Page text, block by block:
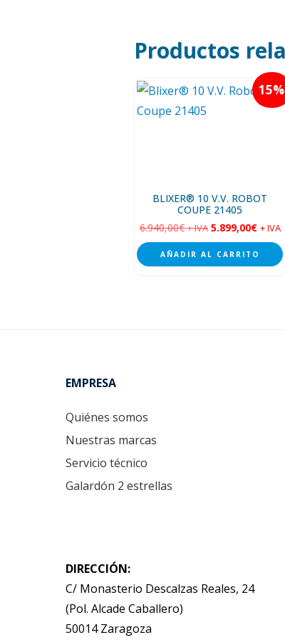
Productos
15
BLIXER® 10 V.V. ROBOT
COUPE 21405
6.940,00€ + IVA 5.899,00€ + IVA
AÑADIR AL CARRITO
EMPRESA
Quiénes somos
Nuestras marcas
Servicio técnico
Galardón 2 estrellas
DIRECCIÓN:
C/ Monasterio Descalzas Reales, 24
(Pol. Alcade Caballero)
50014 Zaragoza